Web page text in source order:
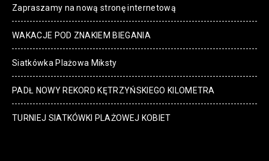
Zapraszamy na nową stronę internetową
WAKACJE POD ZNAKIEM BIEGANIA
Siatkówka Plażowa Miksty
PADŁ NOWY REKORD KĘTRZYŃSKIEGO KILOMETRA
TURNIEJ SIATKÓWKI PLAŻOWEJ KOBIET